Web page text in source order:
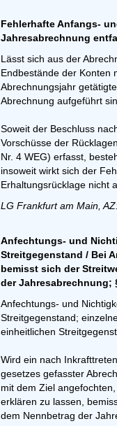
Fehlerhafte Anfangs-
Jahresabrechnung
Lässt sich aus der
Endbestände der Konten
Abrechnungsjahr
Abrechnung aufgeführt
Soweit der Beschluss
Vorschüsse der
Nr. 4 WEG) erfasst,
insoweit wirkt sich der
Erhaltungsrücklage nicht
LG Frankfurt am Main,
Anfechtungs- und
Streitgegenstand / Bei
bemisst sich der
der Jahresabrechnung;
Anfechtungs- und
Streitgegenstand;
einheitlichen
Wird ein nach
gesetzes gefasster
mit dem Ziel
erklären zu lassen,
dem Nennbetrag der